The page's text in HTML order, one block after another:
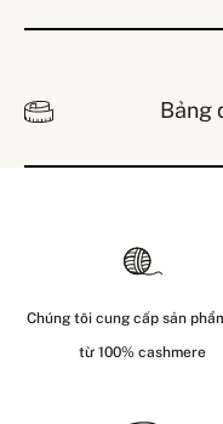
Bảng
Chúng tôi cung cấp sản
từ 100% cashmere